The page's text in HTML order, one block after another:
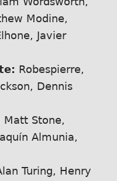
Modine,
Javier
Robespierre,
Dennis
Matt Stone,
Almunia,
Turing, Henry